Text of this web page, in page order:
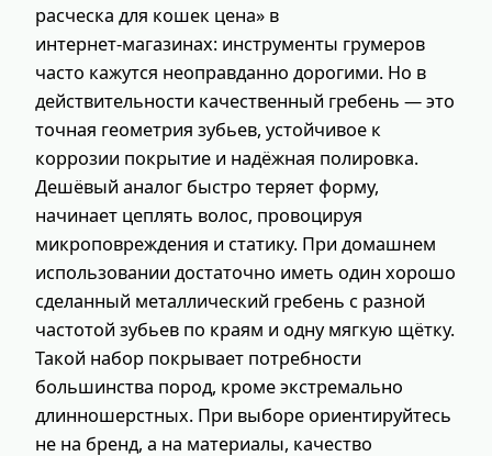
расческа для кошек цена» в
интернет‑магазинах: инструменты грумеров
часто кажутся неоправданно дорогими. Но в
действительности качественный гребень — это
точная геометрия зубьев, устойчивое к
коррозии покрытие и надёжная полировка.
Дешёвый аналог быстро теряет форму,
начинает цеплять волос, провоцируя
микроповреждения и статику. При домашнем
использовании достаточно иметь один хорошо
сделанный металлический гребень с разной
частотой зубьев по краям и одну мягкую щётку.
Такой набор покрывает потребности
большинства пород, кроме экстремально
длинношерстных. При выборе ориентируйтесь
не на бренд, а на материалы, качество